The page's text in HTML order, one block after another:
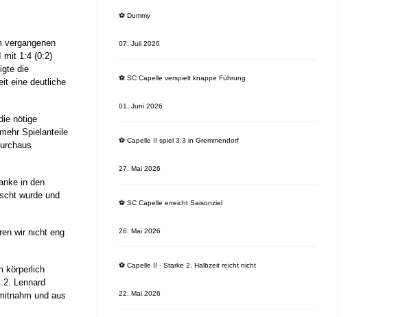
vergangenen
mit 1:4 (0:2)
die
eine deutliche
nötige
Spielanteile
in den
wurde und
wir nicht eng
körperlich
Lennard
und aus
⚽️ Dummy
07. Juli 2026
⚽️ SC Capelle verspielt knappe Führung
01. Juni 2026
⚽️ Capelle II spiel 3:3 in Gremmendorf
27. Mai 2026
⚽️ SC Capelle erreicht Saisonziel
26. Mai 2026
⚽️ Capelle II - Starke 2. Halbzeit reicht nicht
22. Mai 2026